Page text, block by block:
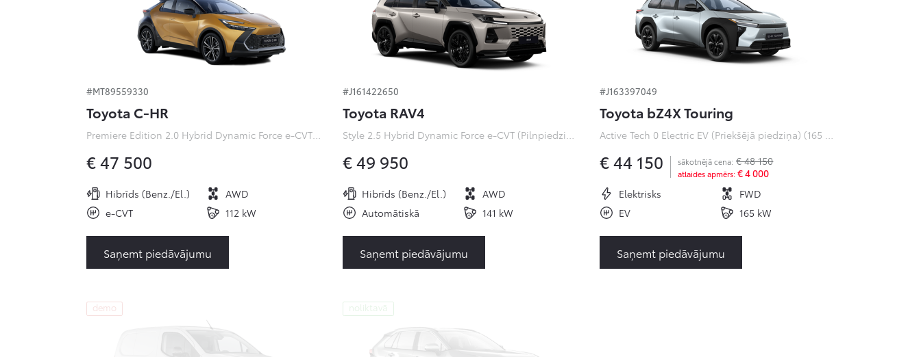
#MT89559330
Toyota C-HR
Premiere Edition 2.0 Hybrid Dynamic Force e-CVT (Pilnpiedziņa) (112 kW)
€ 47 500
Hibrīds (Benz./El.)
AWD
e-CVT
112 kW
Saņemt piedāvājumu
#J161422650
Toyota RAV4
Style 2.5 Hybrid Dynamic Force e-CVT (Pilnpiedziņa) ( kW)
€ 49 950
Hibrīds (Benz./El.)
AWD
Automātiskā
141 kW
Saņemt piedāvājumu
#J163397049
Toyota bZ4X Touring
Active Tech 0 Electric EV (Priekšējā piedziņa) (165 kW)
€ 44 150 sākotnējā cena: € 48 150
atlaides apmērs: € 4 000
Elektrisks
FWD
EV
165 kW
Saņemt piedāvājumu
demo noliktavā